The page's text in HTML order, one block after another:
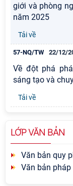
giới và phòng
năm 2025
Tải về
57-NQ/TW 22/12/
Về đột phá
sáng tạo và
Tải về
LỚP VĂN BẢN
Văn bản quy
Văn bản pháp